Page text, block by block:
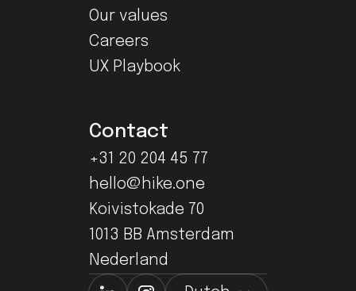
Our values
Careers
UX Playbook
Contact
+31 20 204 45 77
hello@hike.one
Koivistokade 70
1013 BB Amsterdam
Nederland